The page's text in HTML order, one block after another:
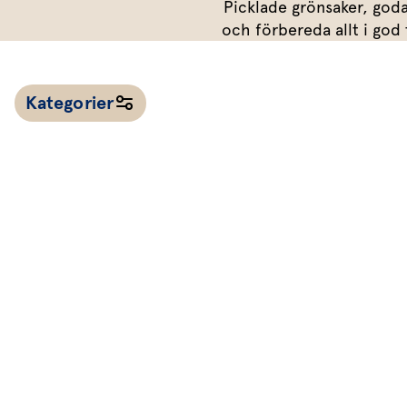
Dressing
Vinägrett
Picklade grönsaker,
och förbereda allt i god
Kategorier